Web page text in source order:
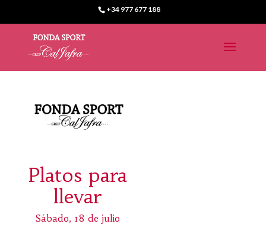
+34 977 677 188
Platos para
llevar
Sábado, 18 de julio